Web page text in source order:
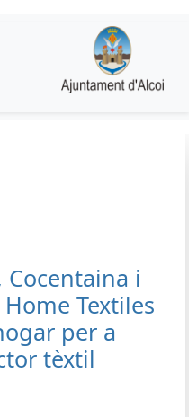
Cocentaina i
Textiles
per a
tèxtil